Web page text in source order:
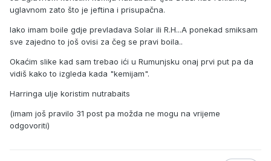
uglavnom zato što je jeftina i prisupačna.
Iako imam boile gdje prevladava Solar ili R.H...A ponekad smiksam
sve zajedno to još ovisi za čeg se pravi boila..
Okaćim slike kad sam trebao ići u Rumunjsku onaj prvi put pa da
vidiš kako to izgleda kada "kemijam".
Harringa ulje koristim nutrabaits
(imam još pravilo 31 post pa možda ne mogu na vrijeme
odgovoriti)